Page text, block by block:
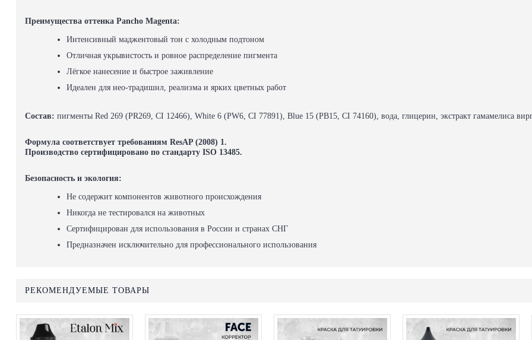
Преимущества оттенка Pancho Magenta:
Интенсивный маджентовый тон с холодным подтоном
Отличная укрывистость и ровное распределение пигмента
Лёгкое нанесение и быстрое заживление
Идеален для нео-традишнл, реализма и ярких цветных работ
Состав: пигменты Red 269 (PR269, CI 12466), White 6 (PW6, CI 77891), Blue 15 (PB15, CI 74160), вода, глицерин, экстракт гамамелиса
Формула соответствует требованиям ResAP (2008) 1.
Производство сертифицировано по стандарту ISO 13485.
Безопасность и экология:
Не содержит компонентов животного происхождения
Никогда не тестировался на животных
Сертифицирован для использования в России и странах СНГ
Предназначен исключительно для профессионального использования
РЕКОМЕНДУЕМЫЕ ТОВАРЫ